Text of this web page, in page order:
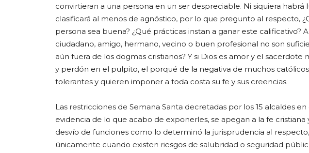
convirtieran a una persona en un ser despreciable. Ni siquiera habrá
clasificará al menos de agnóstico, por lo que pregunto al respecto,
persona sea buena? ¿Qué prácticas instan a ganar este calificativo?
ciudadano, amigo, hermano, vecino o buen profesional no son
aún fuera de los dogmas cristianos? Y si Dios es amor y el sacerdote
y perdón en el pulpito, el porqué de la negativa de muchos
tolerantes y quieren imponer a toda costa su fe y sus creencias.
Las restricciones de Semana Santa decretadas por los 15 alcaldes
evidencia de lo que acabo de exponerles, se apegan a la fe
desvío de funciones como lo determinó la jurisprudencia al
únicamente cuando existen riesgos de salubridad o seguridad